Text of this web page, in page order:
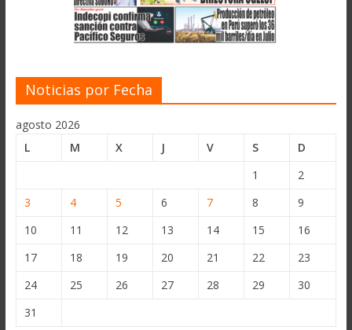
Noticias por Fecha
agosto 2026
L
M X J V S
D
1
2
3
4 5 6 7 8
9
10
11 12 13 14 15
16
17
18 19 20 21 22
23
24
25 26 27 28 29
30
31